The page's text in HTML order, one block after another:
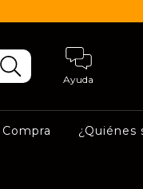
Ayuda
¿Quiénes